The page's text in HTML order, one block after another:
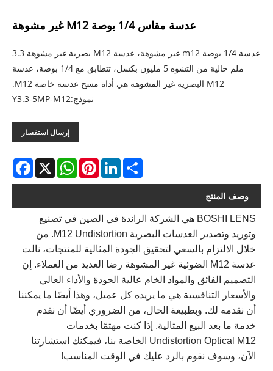
عدسة مقاس 1/4 بوصة M12 غير مشوهة
عدسة 1/4 بوصة m12 غير مشوهة، عدسة M12 بصرية غير مشوهة 3.3
ملم خالية من التشوه 5 مليون بكسل، تتطابق مع 1/4 بوصة، عدسة
M12 البصرية غير المشوهة هي أداة مسح عدسة خاصة M12.
نموذج:Y3.3-5MP-M12
إرسال استفسار
X
WhatsAppPinterestLinkedInShare
وصف المنتج
BOSHI LENS هي الشركة الرائدة في الصين في تصنيع
وتوريد وتصدير العدسات البصرية M12 Undistortion. من
خلال الالتزام بالسعي لتحقيق الجودة المثالية للمنتجات، نالت
عدسة M12 الضوئية غير المشوهة رضا العديد من العملاء. إن
التصميم الفائق والمواد الخام عالية الجودة والأداء العالي
والأسعار التنافسية هي ما يريده كل عميل، وهذا أيضًا ما يمكننا
أن نقدمه لك. وبطبيعة الحال، من الضروري أيضًا أن نقدم
خدمة ما بعد البيع المثالية. إذا كنت مهتمًا بخدمات
Undistortion Optical M12 الخاصة بنا، فيمكنك استشارتنا
الآن، وسوف نقوم بالرد عليك في الوقت المناسب!